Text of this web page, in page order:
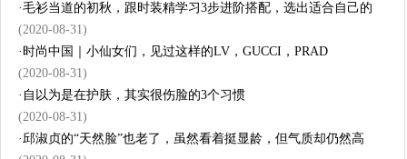
·毛衫当道的初秋，跟时装精学习3步进阶搭配，选出适合自己的
(2020-08-31)
· 时尚中国｜小仙女们，见过这样的LV，GUCCI，PRAD
(2020-08-31)
· 自以为是在护肤，其实很伤脸的3个习惯
(2020-08-31)
·邱淑贞的“天然脸”也老了，虽然看着挺显龄，但气质却仍然高